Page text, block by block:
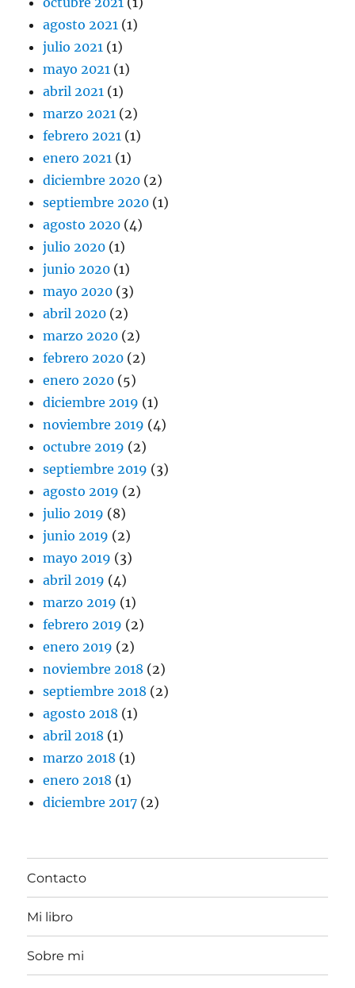
agosto 2021 (1)
julio 2021 (1)
mayo 2021 (1)
abril 2021 (1)
marzo 2021 (2)
febrero 2021 (1)
enero 2021 (1)
diciembre 2020 (2)
septiembre 2020 (1)
agosto 2020 (4)
julio 2020 (1)
junio 2020 (1)
mayo 2020 (3)
abril 2020 (2)
marzo 2020 (2)
febrero 2020 (2)
enero 2020 (5)
diciembre 2019 (1)
noviembre 2019 (4)
octubre 2019 (2)
septiembre 2019 (3)
agosto 2019 (2)
julio 2019 (8)
junio 2019 (2)
mayo 2019 (3)
abril 2019 (4)
marzo 2019 (1)
febrero 2019 (2)
enero 2019 (2)
noviembre 2018 (2)
septiembre 2018 (2)
agosto 2018 (1)
abril 2018 (1)
marzo 2018 (1)
enero 2018 (1)
diciembre 2017 (2)
Contacto
Mi libro
Sobre mi